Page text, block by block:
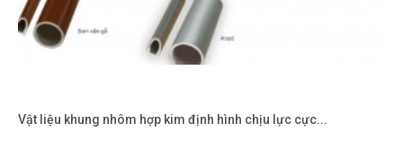
Vật liệu khung nhôm hợp kim định hình chịu lực cực...